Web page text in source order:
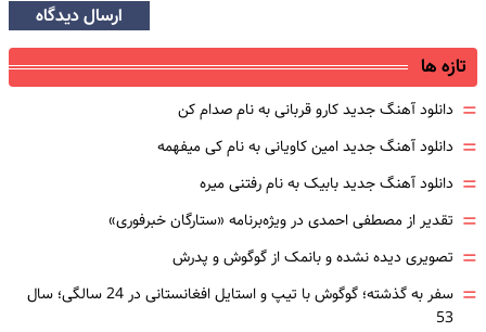
ارسال دیدگاه
تازه ها
= دانلود آهنگ جدید کارو قربانی به نام صدام کن
= دانلود آهنگ جدید امین کاویانی به نام کی میفهمه
= دانلود آهنگ جدید بابیک به نام رفتنی میره
= تقدیر از مصطفی احمدی در ویژه‌برنامه «ستارگان خبرفوری»
= تصویری دیده نشده و بانمک از گوگوش و پدرش
=
سفر به گذشته؛ گوگوش با تیپ و استایل افغانستانی در 24 سالگی؛ سال
53